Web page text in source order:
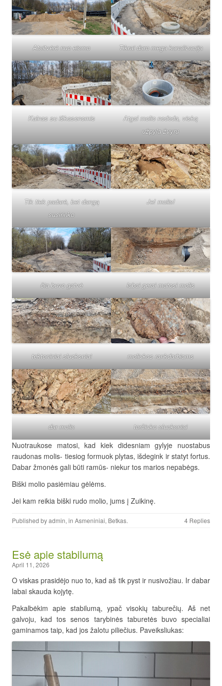
Atsitvėrė nuo eismo Tikrai daro mega kanalizacija
Kalnas su iškasenomis
Atgal molio nededa, viską
užpyla žvyru
Tik tiek padarė, bet dangą
susirinko
Je! molis!
čia buvo gatvė labai gerai matosi molis
tektoniniai sluoksniai moliukas rankdarbiams
dar molis torčiuko sluoksniai
Nuotraukose matosi, kad kiek didesniam gylyje nuostabus
raudonas molis- tiesiog formuok plytas, išdegink ir statyt fortus.
Dabar žmonės gali būti ramūs- niekur tos marios nepabėgs.
Biški molio pasiėmiau gėlėms.
Jei kam reikia biški rudo molio, jums į Zuikinę.
Published byadmin, in Asmeniniai, Betkas. 4 Replies
Esė apie stabilumą
April 11, 2026
O viskas prasidėjo nuo to, kad aš tik pyst ir nusivožiau. Ir dabar
labai skauda kojytę.
Pakalbėkim apie stabilumą, ypač visokių taburečių. Aš net
galvoju, kad tos senos tarybinės taburetės buvo specialiai
gaminamos taip, kad jos žalotu piliečius. Paveiksliukas: